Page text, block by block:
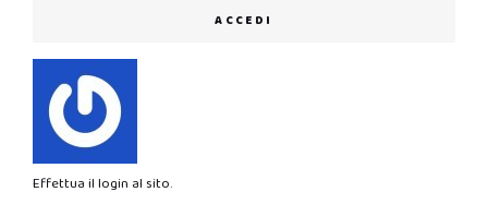
ACCEDI
Effettua il login al sito.